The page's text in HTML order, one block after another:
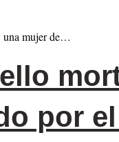
una mujer de…
por